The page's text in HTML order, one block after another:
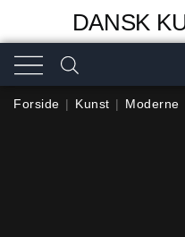
DANSK
Forside | Kunst | Moderne